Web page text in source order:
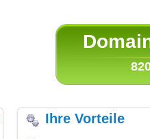
Ihre Vorteile